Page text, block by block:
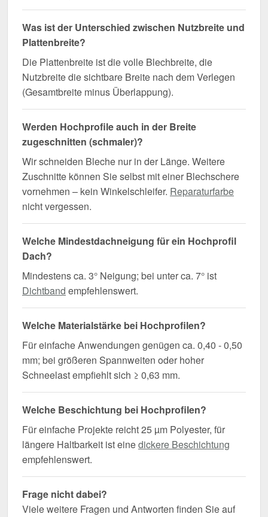
Was ist der Unterschied zwischen Nutzbreite und
Plattenbreite?
Die Plattenbreite ist die volle Blechbreite, die
Nutzbreite die sichtbare Breite nach dem Verlegen
(Gesamtbreite minus Überlappung).
Werden Hochprofile auch in der Breite
zugeschnitten (schmaler)?
Wir schneiden Bleche nur in der Länge. Weitere
Zuschnitte können Sie selbst mit einer Blechschere
vornehmen – kein Winkelschleifer. Reparaturfarbe
nicht vergessen.
Welche Mindestdachneigung für ein Hochprofil
Dach?
Mindestens ca. 3° Neigung; bei unter ca. 7° ist
Dichtband empfehlenswert.
Welche Materialstärke bei Hochprofilen?
Für einfache Anwendungen genügen ca. 0,40 - 0,50
mm; bei größeren Spannweiten oder hoher
Schneelast empfiehlt sich ≥ 0,63 mm.
Welche Beschichtung bei Hochprofilen?
Für einfache Projekte reicht 25 µm Polyester, für
längere Haltbarkeit ist einedickere Beschichtung
empfehlenswert.
Frage nicht dabei?
Viele weitere Fragen und Antworten finden Sie auf